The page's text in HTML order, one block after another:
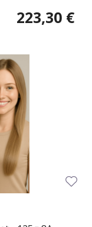
223,30 €